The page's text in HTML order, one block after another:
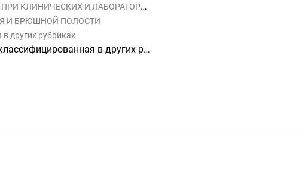
НЕ КЛАССИФИЦИРОВАННЫЕ В ДРУГИХ РУБРИКАХ
И БРЮШНОЙ ПОЛОСТИ
других рубриках
в других рубриках